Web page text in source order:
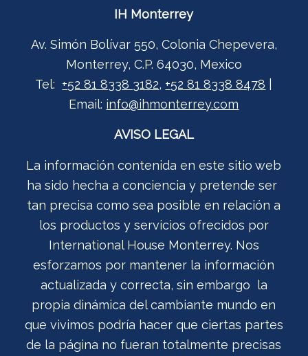
IH Monterrey
Av. Simón Bolívar 550, Colonia Chepevera,
Monterrey, C.P. 64030, Mexico
Tel: +52 81 8338 3182, +52 81 8338 8478
Email: info@ihmonterrey.com
AVISO LEGAL
La información contenida en este sitio web
ha sido hecha a conciencia y pretende ser
tan precisa como sea posible en relación a
los productos y servicios ofrecidos por
International House Monterrey. Nos
esforzamos por mantener la información
actualizada y correcta, sin embargo la
propia dinámica del cambiante mundo en
que vivimos podría hacer que ciertas partes
de la página no fueran totalmente precisas